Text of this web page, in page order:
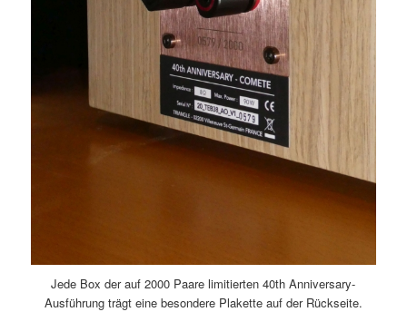
Jede Box der auf 2000 Paare limitierten 40th Anniversary-
Ausführung trägt eine besondere Plakette auf der Rückseite.